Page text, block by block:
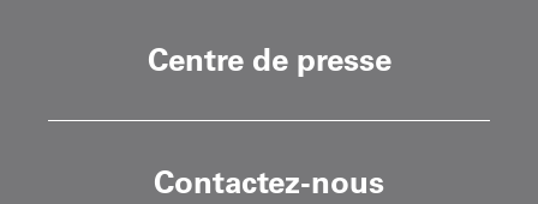
Centre de presse
Contactez-nous